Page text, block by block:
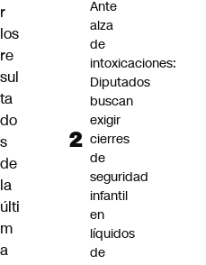
r
los
re
sul
ta
do
s
de
la
últi
m
a
Ante
alza
de
intoxicaciones:
Diputados
buscan
exigir
cierres
de
seguridad
infantil
en
líquidos
de